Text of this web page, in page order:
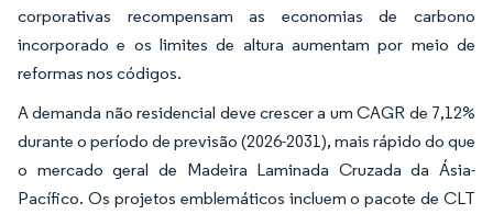
corporativas recompensam as economias de carbono
incorporado e os limites de altura aumentam por meio de
reformas nos códigos.
A demanda não residencial deve crescer a um CAGR de 7,12%
durante o período de previsão (2026-2031), mais rápido do que
o mercado geral de Madeira Laminada Cruzada da Ásia-
Pacífico. Os projetos emblemáticos incluem o pacote de CLT